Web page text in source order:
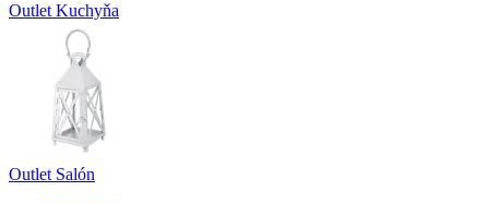
Outlet Kuchyňa
Outlet Salón